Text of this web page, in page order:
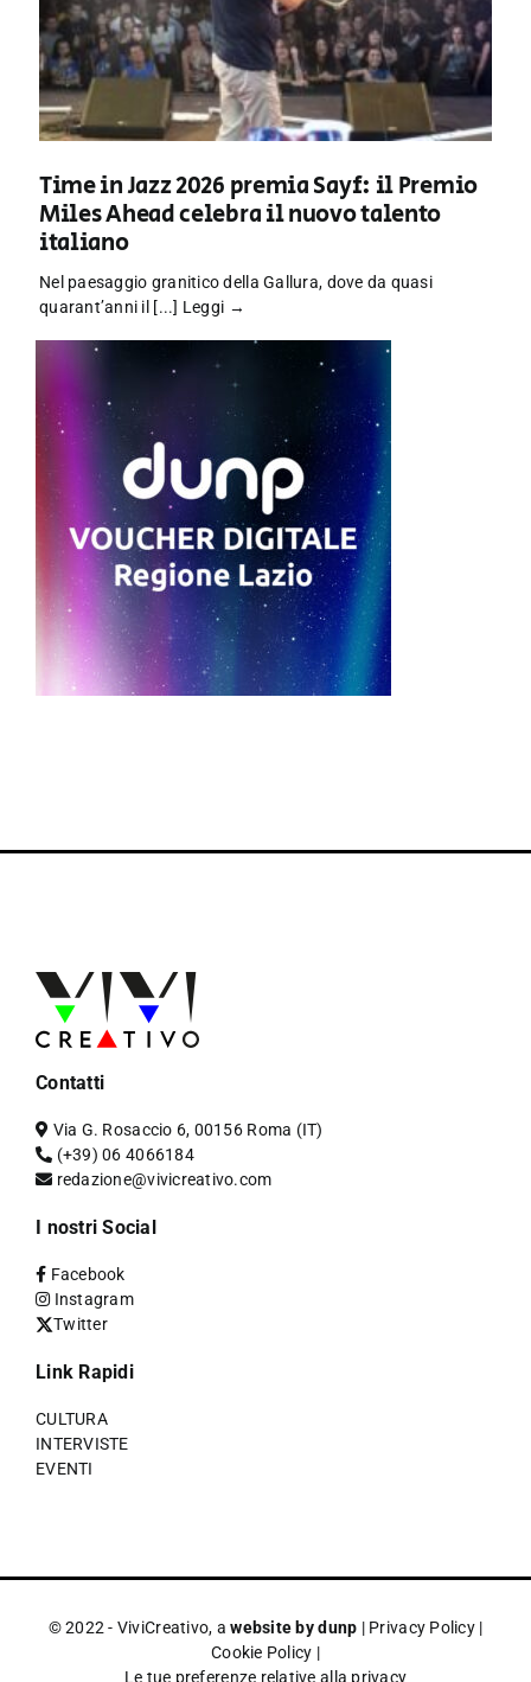
Time in Jazz 2026 premia Sayf: il Premio
Miles Ahead celebra il nuovo talento
italiano
Nel paesaggio granitico della Gallura, dove da quasi
quarant’anni il [...] Leggi →
Contatti
Via G. Rosaccio 6, 00156 Roma (IT)
(+39) 06 4066184
redazione@vivicreativo.com
I nostri Social
Facebook
Instagram
Twitter
Link Rapidi
CULTURA
INTERVISTE
EVENTI
© 2022 - ViviCreativo, awebsite by dunp | Privacy Policy|
Cookie Policy |
Le tue preferenze relative alla privacy